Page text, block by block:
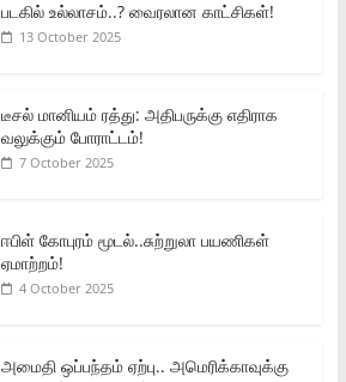
படகில் உல்லாசம்..? வைரலான காட்சிகள்!
13 October 2025
டீசல் மானியம் ரத்து: அதிபருக்கு எதிராக
வலுக்கும் போராட்டம்!
7 October 2025
ஈபிள் கோபுரம் மூடல்..சுற்றுலா பயணிகள்
ஏமாற்றம்!
4 October 2025
அமைதி ஒப்பந்தம் ஏற்பு.. அமெரிக்காவுக்கு